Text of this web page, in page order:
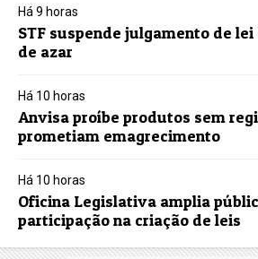
Há 9 horas
STF suspende julgamento de
de azar
Há 10 horas
Anvisa proíbe produtos sem
prometiam emagrecimento
Há 10 horas
Oficina Legislativa amplia
participação na criação de leis